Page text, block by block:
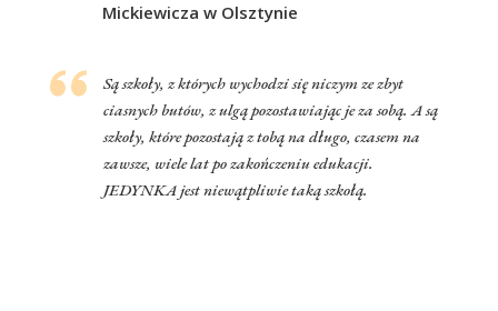
Mickiewicza w Olsztynie
Są szkoły, z których wychodzi się niczym ze zbyt
ciasnych butów, z ulgą pozostawiając je za sobą. A są
szkoły, które pozostają z tobą na długo, czasem na
zawsze, wiele lat po zakończeniu edukacji.
JEDYNKA jest niewątpliwie taką szkołą.